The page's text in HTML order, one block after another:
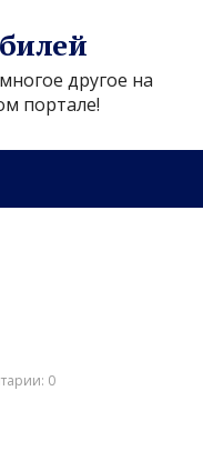
другое на
портале!
0